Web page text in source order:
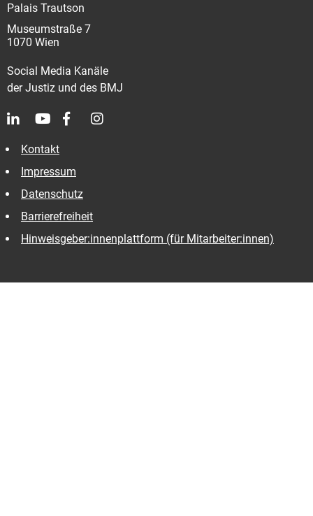
Palais Trautson
Museumstraße 7
1070 Wien
Social Media Kanäle
der Justiz und des BMJ
Kontakt
Impressum
Datenschutz
Barrierefreiheit
Hinweisgeber:innenplattform (für Mitarbeiter:innen)